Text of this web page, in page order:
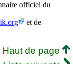
officiel du
et de
Haut de page